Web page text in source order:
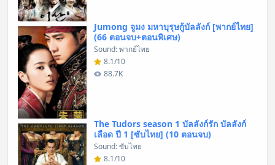
Jumong จูมง มหาบุรุษกู้บัลลังก์ [พากย์ไทย]
(66 ตอนจบ+ตอนพิเศษ)
Sound: พากย์ไทย
8.1/10
88.7K
The Tudors season 1 บัลลังก์รัก บัลลังก์
เลือด ปี 1 [ซับไทย] (10 ตอนจบ)
Sound: ซับไทย
8.1/10